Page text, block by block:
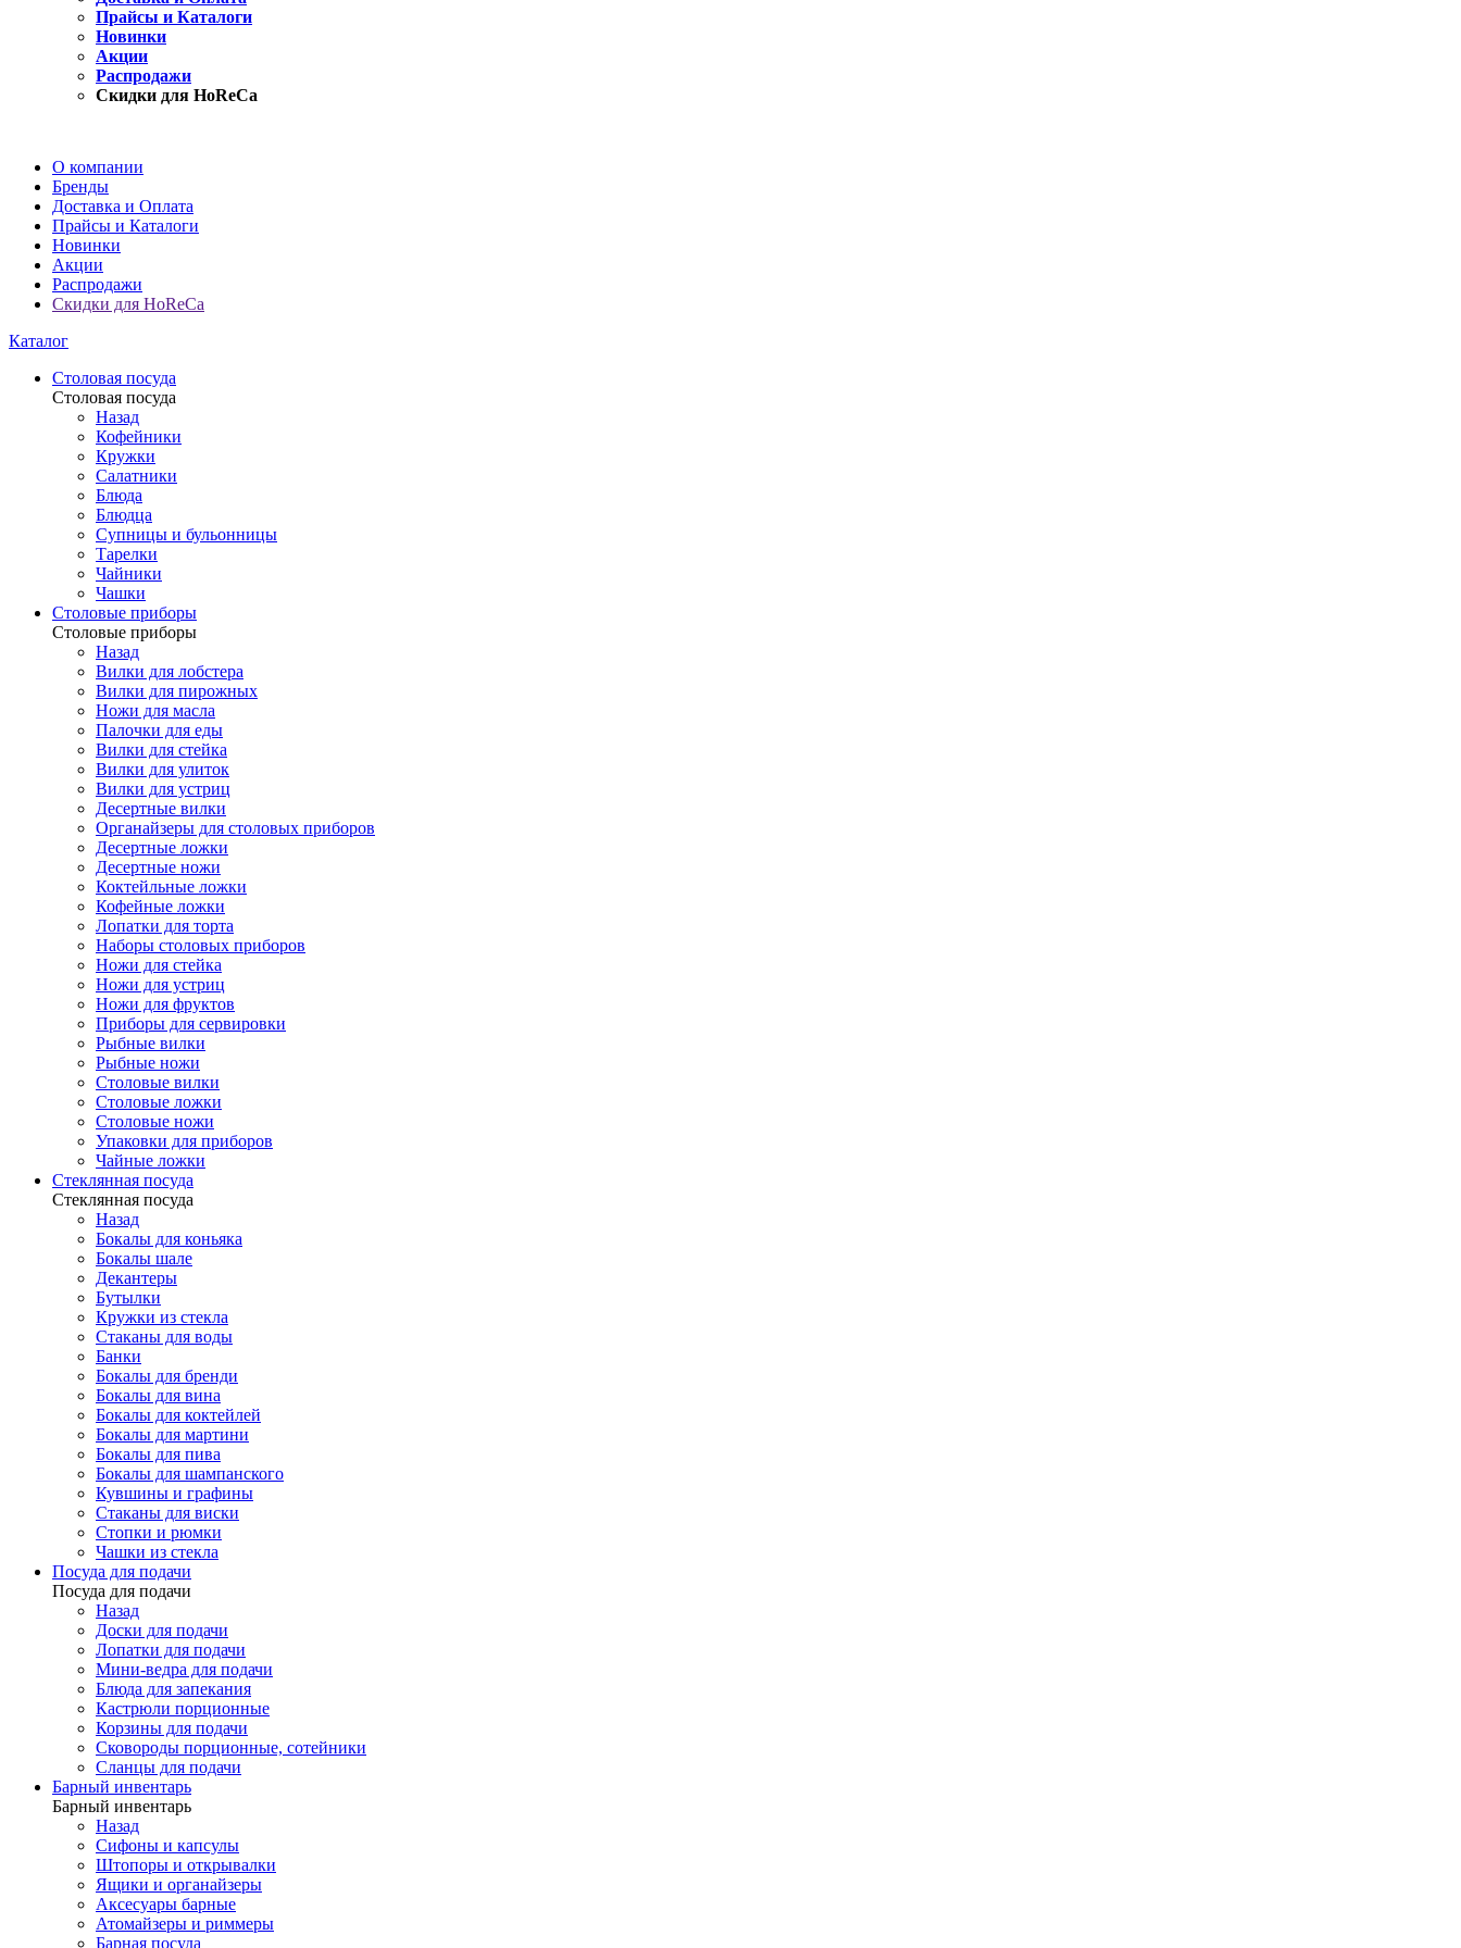
Прайсы и Каталоги
Новинки
Акции
Распродажи
Скидки для HoReCa
О компании
Бренды
Доставка и Оплата
Прайсы и Каталоги
Новинки
Акции
Распродажи
Скидки для HoReCa
Каталог
Столовая посуда
Столовая посуда
Назад
Кофейники
Кружки
Салатники
Блюда
Блюдца
Супницы и бульонницы
Тарелки
Чайники
Чашки
Cтоловые приборы
Cтоловые приборы
Назад
Вилки для лобстера
Вилки для пирожных
Ножи для масла
Палочки для еды
Вилки для стейка
Вилки для улиток
Вилки для устриц
Десертные вилки
Органайзеры для столовых приборов
Десертные ложки
Десертные ножи
Коктейльные ложки
Кофейные ложки
Лопатки для торта
Наборы столовых приборов
Ножи для стейка
Ножи для устриц
Ножи для фруктов
Приборы для сервировки
Рыбные вилки
Рыбные ножи
Столовые вилки
Столовые ложки
Столовые ножи
Упаковки для приборов
Чайные ложки
Стеклянная посуда
Стеклянная посуда
Назад
Бокалы для коньяка
Бокалы шале
Декантеры
Бутылки
Кружки из стекла
Стаканы для воды
Банки
Бокалы для бренди
Бокалы для вина
Бокалы для коктейлей
Бокалы для мартини
Бокалы для пива
Бокалы для шампанского
Кувшины и графины
Стаканы для виски
Стопки и рюмки
Чашки из стекла
Посуда для подачи
Посуда для подачи
Назад
Доски для подачи
Лопатки для подачи
Мини-ведра для подачи
Блюда для запекания
Кастрюли порционные
Корзины для подачи
Сковороды порционные, сотейники
Сланцы для подачи
Барный инвентарь
Барный инвентарь
Назад
Сифоны и капсулы
Штопоры и открывалки
Ящики и органайзеры
Аксесуары барные
Атомайзеры и риммеры
Барная посуда